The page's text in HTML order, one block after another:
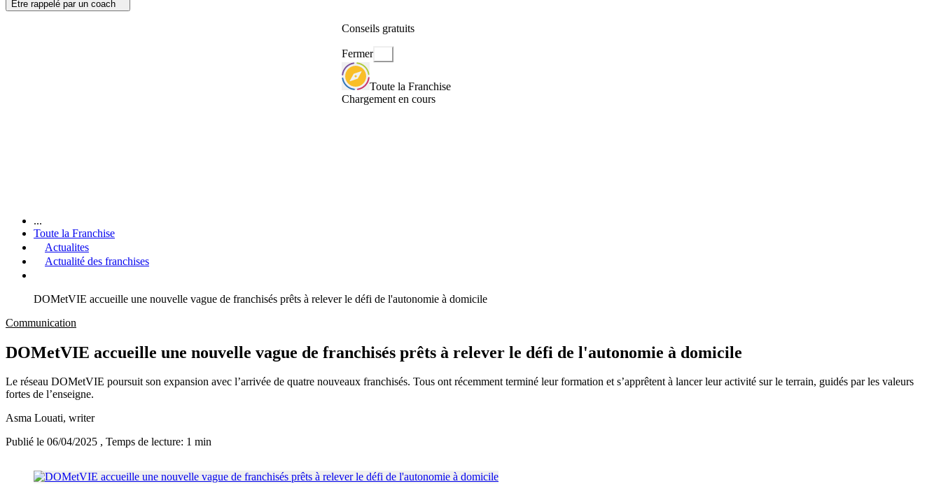
Etre rappelé par un coach
Conseils gratuits
Fermer
Toute la Franchise
Chargement en cours
...
Toute la Franchise
Actualites
Actualité des franchises
DOMetVIE accueille une nouvelle vague de franchisés prêts à relever le défi de l'autonomie à domicile
Communication
DOMetVIE accueille une nouvelle vague de franchisés prêts à relever le défi de l'autonomie à domicile
Le réseau DOMetVIE poursuit son expansion avec l’arrivée de quatre nouveaux franchisés. Tous ont récemment terminé leur formation et s’apprêtent à lancer leur activité sur le terrain, guidés par les valeurs
fortes de l’enseigne.
Asma Louati, writer
Publié le 06/04/2025 , Temps de lecture: 1 min